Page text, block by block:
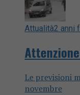
Attualità2 anni
Le previsioni
novembre